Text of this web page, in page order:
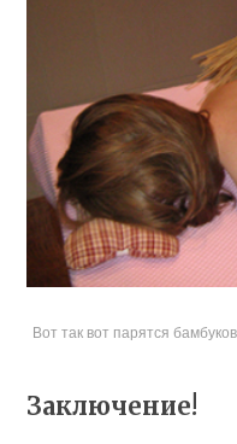
Вот так вот парятся
Заключение!